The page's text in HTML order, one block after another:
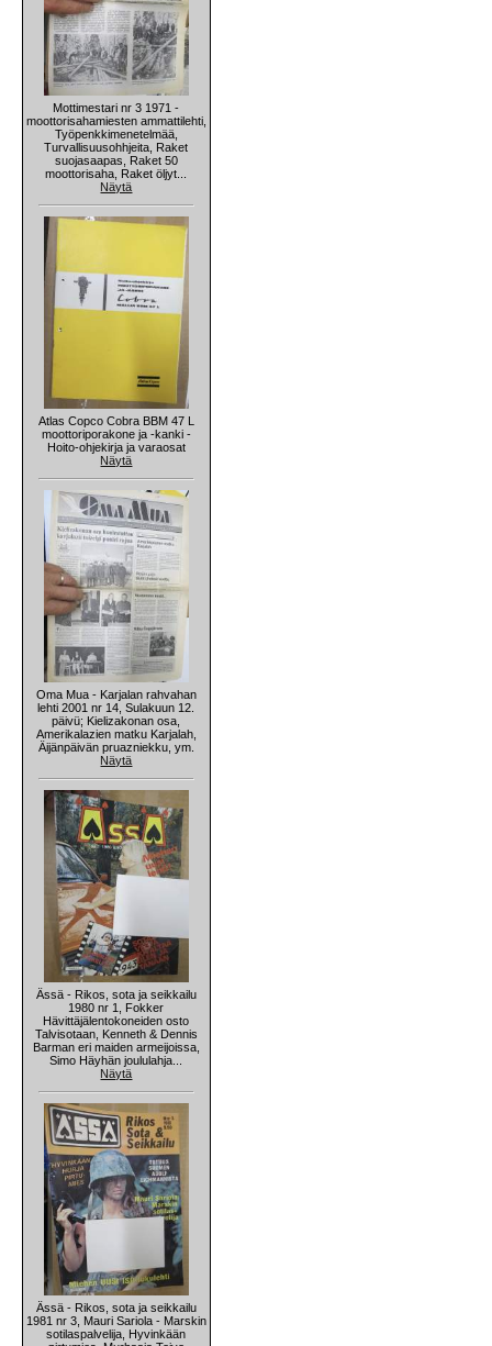
Mottimestari nr 3 1971 -
moottorisahamiesten ammattilehti,
Työpenkkimenetelmää,
Turvallisuusohhjeita, Raket
suojasaapas, Raket 50
moottorisaha, Raket öljyt...
Näytä
Atlas Copco Cobra BBM 47 L
moottoriporakone ja -kanki -
Hoito-ohjekirja ja varaosat
Näytä
Oma Mua - Karjalan rahvahan
lehti 2001 nr 14, Sulakuun 12.
päivü; Kielizakonan osa,
Amerikalazien matku Karjalah,
Äijänpäivän pruazniekku, ym.
Näytä
Ässä - Rikos, sota ja seikkailu
1980 nr 1, Fokker
Hävittäjälentokoneiden osto
Talvisotaan, Kenneth & Dennis
Barman eri maiden armeijoissa,
Simo Häyhän joululahja...
Näytä
Ässä - Rikos, sota ja seikkailu
1981 nr 3, Mauri Sariola - Marskin
sotilaspalvelija, Hyvinkään